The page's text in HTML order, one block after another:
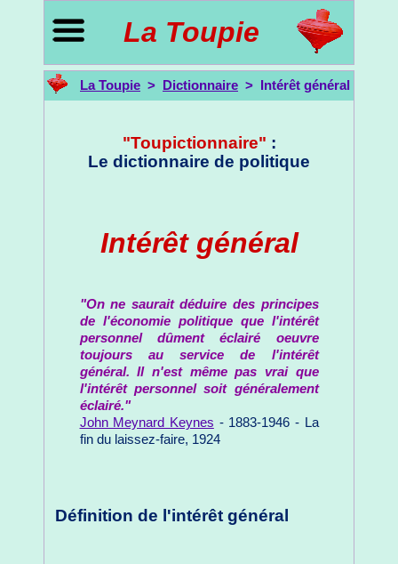
La Toupie
La Toupie > Dictionnaire > Intérêt général
"Toupictionnaire" :
Le dictionnaire de politique
Intérêt général
"On ne saurait déduire des principes
de l'économie politique que l'intérêt
personnel dûment éclairé oeuvre
toujours au service de l'intérêt
général. Il n'est même pas vrai que
l'intérêt personnel soit généralement
éclairé."
John Meynard Keynes - 1883-1946 - La
fin du laissez-faire, 1924
Définition de l'intérêt général